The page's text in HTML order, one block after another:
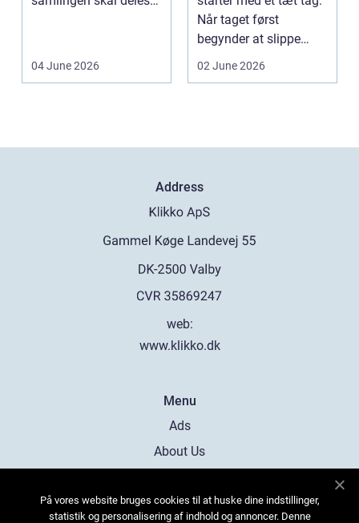
04 June 2026
Når taget først
begynder at slippe
vand ind, kan skaderne
02 June 2026
Address
web:
www.klikko.dk
Menu
Ads
About Us
Contact
På vores website bruges cookies til at huske dine indstillinger,
statistik og personalisering af indhold og annoncer. Denne